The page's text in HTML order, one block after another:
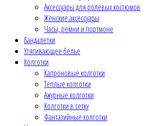
Аксессуары для ролевых костюмов
Женские аксессуары
Часы, ремни и портмоне
Бандалетки
Утягивающее белье
Колготки
Капроновые колготки
Теплые колготки
Ажурные колготки
Колготки в сетку
Фантазийные колготки